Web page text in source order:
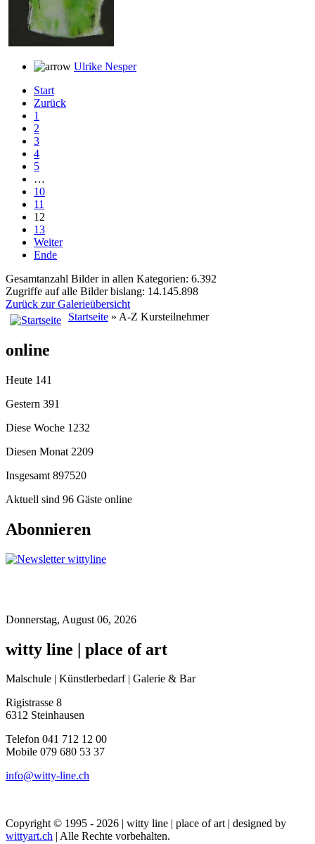
Ulrike Nesper
Start
Zurück
1
2
3
4
5
…
10
11
12
13
Weiter
Ende
Gesamtanzahl Bilder in allen Kategorien: 6.392
Zugriffe auf alle Bilder bislang: 14.145.898
Zurück zur Galerieübersicht
Startseite » A-Z Kursteilnehmer
online
Heute 141
Gestern 391
Diese Woche 1232
Diesen Monat 2209
Insgesamt 897520
Aktuell sind 96 Gäste online
Abonnieren
Donnerstag, August 06, 2026
witty line | place of art
Malschule | Künstlerbedarf | Galerie & Bar
Rigistrasse 8
6312 Steinhausen
Telefon 041 712 12 00
Mobile 079 680 53 37
info@witty-line.ch
Copyright © 1995 - 2026 | witty line | place of art | designed by
wittyart.ch | Alle Rechte vorbehalten.